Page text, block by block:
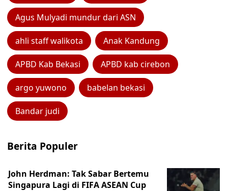
Agus Mulyadi mundur dari ASN
ahli staff walikota Anak Kandung
APBD Kab Bekasi APBD kab cirebon
argo yuwono babelan bekasi
Bandar judi
Berita Populer
John Herdman: Tak Sabar Bertemu
Singapura Lagi di FIFA ASEAN Cup